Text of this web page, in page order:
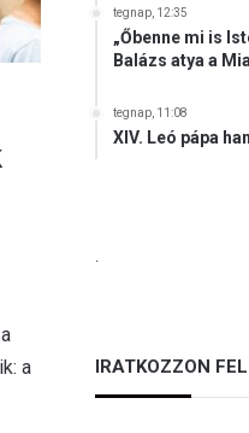
a
tegnap, 12:35
„Őbenne mi is
Balázs atya a
tegnap, 11:08
XIV. Leó pápa
.
IRATKOZZON